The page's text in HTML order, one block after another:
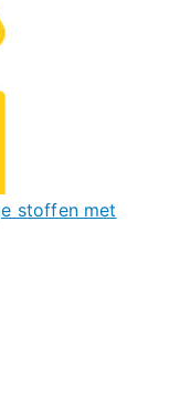
stoffen met